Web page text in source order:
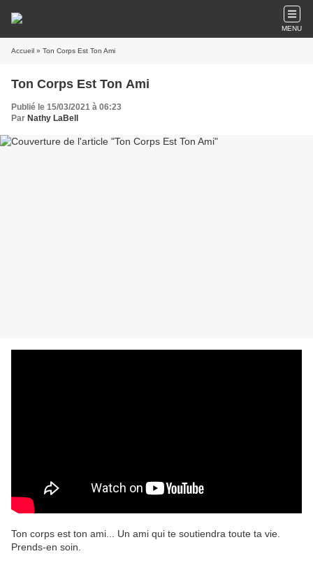
MENU
Accueil » Ton Corps Est Ton Ami
Ton Corps Est Ton Ami
Publié le 15/03/2021 à 06:23
Par Nathy LaBell
Ton corps est ton ami... Un ami qui te soutiendra toute ta vie.
Prends-en soin.